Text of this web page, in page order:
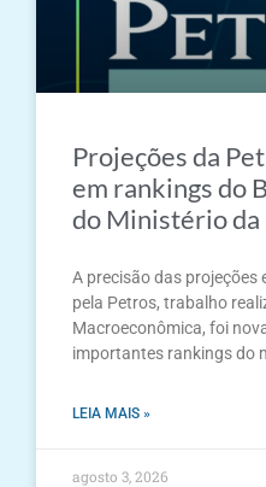
Projeções da
em rankings do
do Ministério da
A precisão das
pela Petros, trabalho
Macroeconômica, foi
importantes rankings do
LEIA MAIS »
agosto 3, 2026